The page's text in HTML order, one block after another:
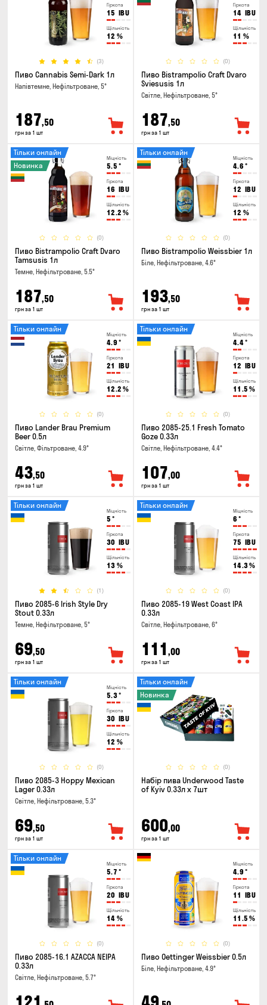
Гіркота
15 IBU
Щільність
12 %
(3)
Пиво Cannabis Semi-Dark 1л
Напівтемне, Нефільтроване, 5°
187,50
грн за 1 шт
Гіркота
14 IBU
Щільність
11 %
(0)
Пиво Bistrampolio Craft Dvaro
Sviesusis 1л
Світле, Нефільтроване, 5°
187,50
грн за 1 шт
Міцність
5.5 °
Гіркота
16 IBU
Щільність
12.2 %
(0)
Тільки онлайн
Новинка
Пиво Bistrampolio Craft Dvaro
Tamsusis 1л
Темне, Нефільтроване, 5.5°
187,50
грн за 1 шт
Міцність
4.6 °
Гіркота
12 IBU
Щільність
12 %
(0)
Тільки онлайн
Пиво Bistrampolio Weissbier 1л
Біле, Нефільтроване, 4.6°
193,50
грн за 1 шт
Міцність
4.9 °
Гіркота
21 IBU
Щільність
12.2 %
(0)
Тільки онлайн
Пиво Lander Brau Premium
Beer 0.5л
Світле, Фільтроване, 4.9°
43,50
грн за 1 шт
Міцність
4.4°
Гіркота
12 IBU
Щільність
11.5 %
(0)
Тільки онлайн
Пиво 2085-25.1 Fresh Tomato
Goze 0.33л
Світле, Нефільтроване, 4.4°
107,00
грн за 1 шт
Міцність
5 °
Гіркота
30 IBU
Щільність
13 %
(1)
Тільки онлайн
Пиво 2085-6 Irish Style Dry
Stout 0.33л
Темне, Нефільтроване, 5°
69,50
грн за 1 шт
Міцність
6 °
Гіркота
75 IBU
Щільність
14.3%
(0)
Тільки онлайн
Пиво 2085-19 West Coast IPA
0.33л
Світле, Нефільтроване, 6°
111 ,00
грн за 1 шт
Міцність
5.3°
Гіркота
30 IBU
Щільність
12 %
(0)
Тільки онлайн
Пиво 2085-3 Hoppy Mexican
Lager 0.33л
Світле, Нефільтроване, 5.3°
69,50
грн за 1 шт
(0)
Тільки онлайн
Новинка
Набір пива Underwood Taste
of Kyiv 0.33л x 7шт
600,00
грн за 1 шт
Міцність
5.7 °
Гіркота
20 IBU
Щільність
14 %
(0)
Тільки онлайн
Пиво 2085-16.1 AZACCA NEIPA
0.33л
Світле, Нефільтроване, 5.7°
Міцність
4.9 °
Гіркота
11 IBU
Щільність
11.5 %
(0)
Пиво Oettinger Weissbier 0.5л
Біле, Нефільтроване, 4.9°